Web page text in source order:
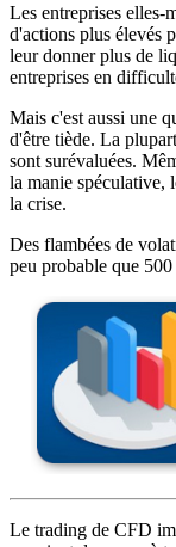
Les entreprises elles-
d'actions plus élevés
leur donner plus de
entreprises en
Mais c'est aussi une
d'être tiède. La
sont surévaluées.
la manie spéculative,
la crise.
Des flambées de
peu probable que
Le trading de CFD